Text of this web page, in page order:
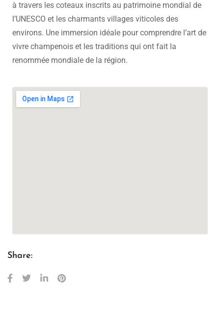
à travers les coteaux inscrits au patrimoine mondial de
l’UNESCO et les charmants villages viticoles des
environs. Une immersion idéale pour comprendre l’art de
vivre champenois et les traditions qui ont fait la
renommée mondiale de la région.
Share: